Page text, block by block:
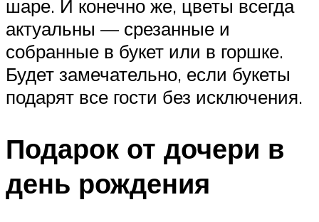
шаре. И конечно же, цветы всегда
актуальны — срезанные и
собранные в букет или в горшке.
Будет замечательно, если букеты
подарят все гости без исключения.
Подарок от дочери в
день рождения